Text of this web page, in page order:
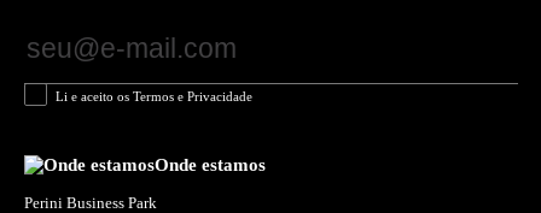
Li e aceito os Termos e Privacidade
Onde estamos
Perini Business Park